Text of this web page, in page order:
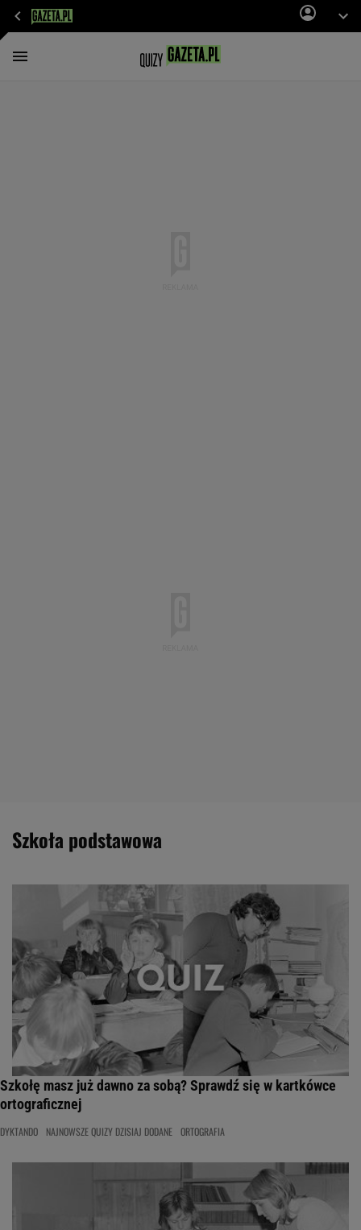
szkoła podstawowa
Szkołę masz już dawno za sobą? Sprawdź się w kartkówce
ortograficznej
DYKTANDO NAJNOWSZE QUIZY DZISIAJ DODANE ORTOGRAFIA